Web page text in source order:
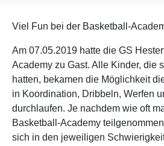
Viel Fun bei der Basketball-
Am 07.05.2019 hatte die GS
Academy zu Gast. Alle Kinder, die
hatten, bekamen die Möglichkeit
in Koordination, Dribbeln, Werfen
durchlaufen. Je nachdem wie oft
Basketball-Academy
sich in den jeweiligen